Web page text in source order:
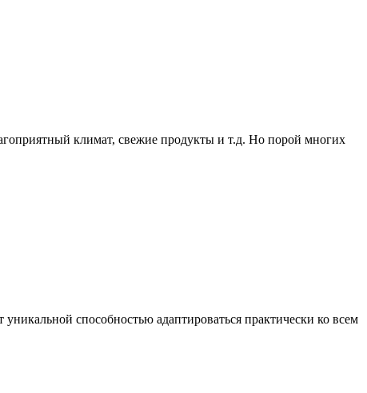
климат, свежие продукты и т.д. Но порой многих
способностью адаптироваться практически ко всем